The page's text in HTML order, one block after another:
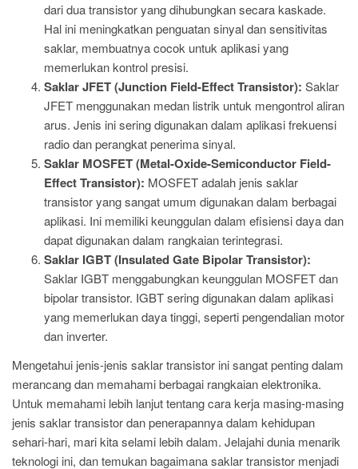
dari dua transistor yang dihubungkan secara kaskade.
Hal ini meningkatkan penguatan sinyal dan sensitivitas
saklar, membuatnya cocok untuk aplikasi yang
memerlukan kontrol presisi.
Saklar JFET (Junction Field-Effect Transistor): Saklar
JFET menggunakan medan listrik untuk mengontrol aliran
arus. Jenis ini sering digunakan dalam aplikasi frekuensi
radio dan perangkat penerima sinyal.
Saklar MOSFET (Metal-Oxide-Semiconductor Field-
Effect Transistor): MOSFET adalah jenis saklar
transistor yang sangat umum digunakan dalam berbagai
aplikasi. Ini memiliki keunggulan dalam efisiensi daya dan
dapat digunakan dalam rangkaian terintegrasi.
Saklar IGBT (Insulated Gate Bipolar Transistor):
Saklar IGBT menggabungkan keunggulan MOSFET dan
bipolar transistor. IGBT sering digunakan dalam aplikasi
yang memerlukan daya tinggi, seperti pengendalian motor
dan inverter.
Mengetahui jenis-jenis saklar transistor ini sangat penting dalam
merancang dan memahami berbagai rangkaian elektronika.
Untuk memahami lebih lanjut tentang cara kerja masing-masing
jenis saklar transistor dan penerapannya dalam kehidupan
sehari-hari, mari kita selami lebih dalam. Jelajahi dunia menarik
teknologi ini, dan temukan bagaimana saklar transistor menjadi